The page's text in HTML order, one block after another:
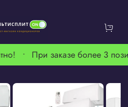
• При заказе более 3